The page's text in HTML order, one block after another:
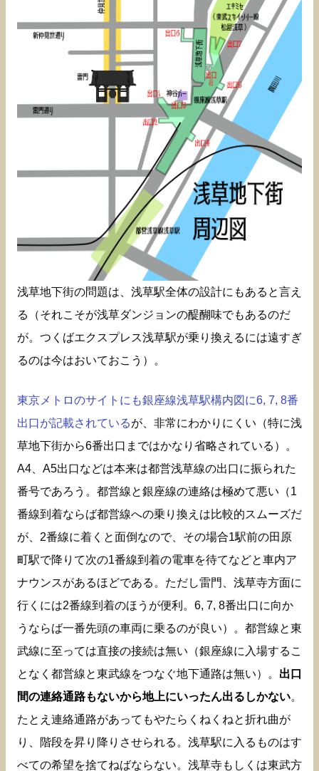
浅草地下街の問題は、浅草駅全体の設計にもあると言え
る（それこそが浅草ダンジョンの醍醐味でもあるのだ
が。つくばエクスプレス浅草駅が乗り換えるには遠すぎ
るのは今はおいておこう）。
東京メトロのサイトにも銀座線浅草駅構内図に6, 7, 8番
出口が記載されているが、非常にわかりにくい（特に浅
草地下街から6番出口まではかなり省略されている）。
A4、A5出口などは本来は都営浅草線の出口に振られた
番号であろう。都営線と銀座線の連絡は極めて悪い（1
番線到着ならば都営線への乗り換えは比較的スムーズだ
が、2番線に着くと面倒なので、その場合1駅前の田原
町駅で降りて次の1番線到着の電車を待てなどと車内ア
ナウンスがあるほどである。ただし雷門、浅草寺方面に
行くには2番線到着のほうが便利。6, 7, 8番出口に向か
うならば一番先頭の車両に乗るのが良い）。都営線と東
武線に至っては直接の接続は無い（銀座線に入場するこ
となく都営線と東武線をつなぐ地下通路は無い）。 出口
間の連絡通路もないから地上にいったん出るしかない。
たとえ連絡通路があってもやたらくねくねと折れ曲が
り、階段を昇り降りさせられる。浅草駅に入るものはす
べての希望を捨てねばならない。浅草寺もしくは東武方